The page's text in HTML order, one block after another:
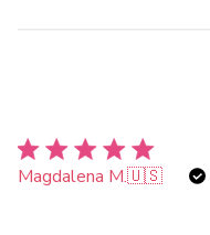
Magdalena M.🇺🇸